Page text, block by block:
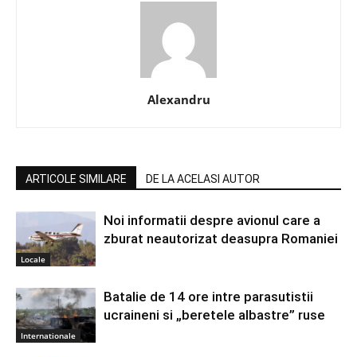
Alexandru
ARTICOLE SIMILARE DE LA ACELASI AUTOR
Locale
Noi informatii despre avionul care a
zburat neautorizat deasupra Romaniei
Internationale
Batalie de 14 ore intre parasutistii
ucraineni si „beretele albastre” ruse